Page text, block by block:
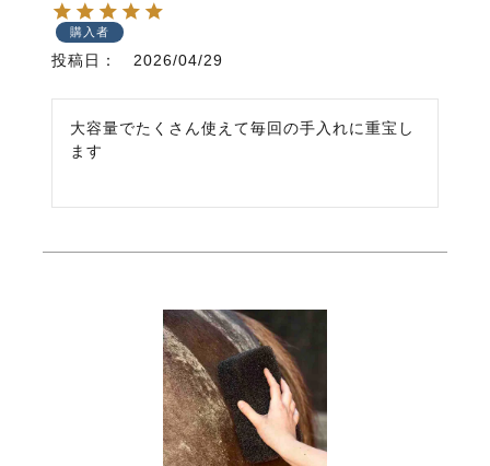
購入者
投稿日 2026/04/29
大容量でたくさん使えて毎回の手入れに重宝し
ます